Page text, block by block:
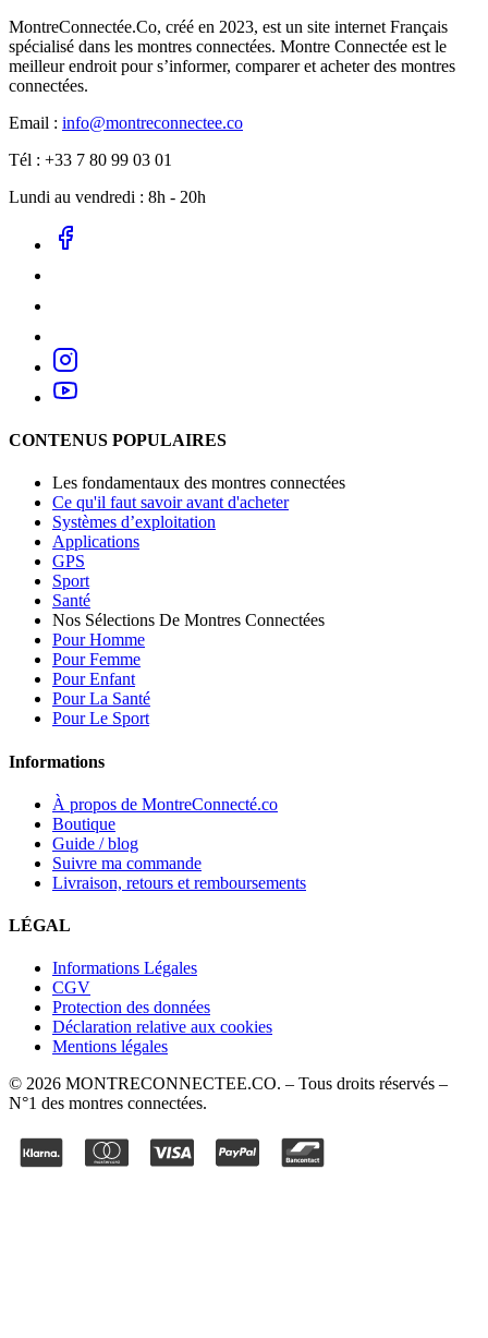
MontreConnectée.Co, créé en 2023, est un site internet Français
spécialisé dans les montres connectées. Montre Connectée est le
meilleur endroit pour s’informer, comparer et acheter des montres
connectées.
Email : info@montreconnectee.co
Tél : +33 7 80 99 03 01
Lundi au vendredi : 8h - 20h
CONTENUS POPULAIRES
Les fondamentaux des montres connectées
Ce qu'il faut savoir avant d'acheter
Systèmes d’exploitation
Applications
GPS
Sport
Santé
Nos Sélections De Montres Connectées
Pour Homme
Pour Femme
Pour Enfant
Pour La Santé
Pour Le Sport
Informations
À propos de MontreConnecté.co
Boutique
Guide / blog
Suivre ma commande
Livraison, retours et remboursements
LÉGAL
Informations Légales
CGV
Protection des données
Déclaration relative aux cookies
Mentions légales
© 2026 MONTRECONNECTEE.CO. – Tous droits réservés –
N°1 des montres connectées.